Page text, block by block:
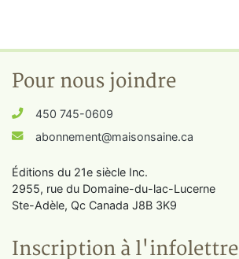
Pour nous joindre
450 745-0609
abonnement@maisonsaine.ca
Éditions du 21e siècle Inc.
2955, rue du Domaine-du-lac-Lucerne
Ste-Adèle, Qc Canada J8B 3K9
Inscription à l'infolettre